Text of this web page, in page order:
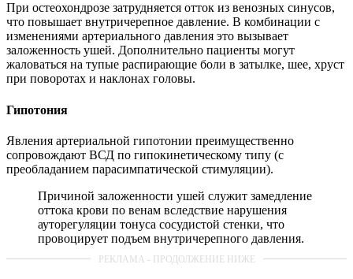
При остеохондрозе затрудняется отток из венозных синусов,
что повышает внутричерепное давление. В комбинации с
изменениями артериального давления это вызывает
заложенность ушей. Дополнительно пациенты могут
жаловаться на тупые распирающие боли в затылке, шее, хруст
при поворотах и наклонах головы.
Гипотония
Явления артериальной гипотонии преимущественно
сопровождают ВСД по гипокинетическому типу (с
преобладанием парасимпатической стимуляции).
Причиной заложенности ушей служит замедление
оттока крови по венам вследствие нарушения
ауторегуляции тонуса сосудистой стенки, что
провоцирует подъем внутричерепного давления.